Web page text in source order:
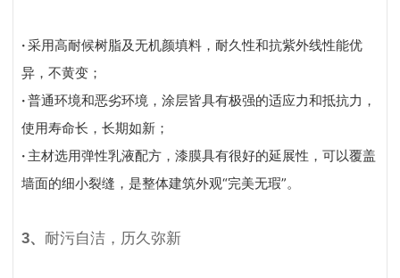
·采用高耐候树脂及无机颜填料，耐久性和抗紫外线性能优
异，不黄变；
·普通环境和恶劣环境，涂层皆具有极强的适应力和抵抗力，
使用寿命长，长期如新；
· 主材选用弹性乳液配方，漆膜具有很好的延展性，可以覆盖
墙面的细小裂缝，是整体建筑外观“完美无瑕”。
3、 耐污自洁，历久弥新